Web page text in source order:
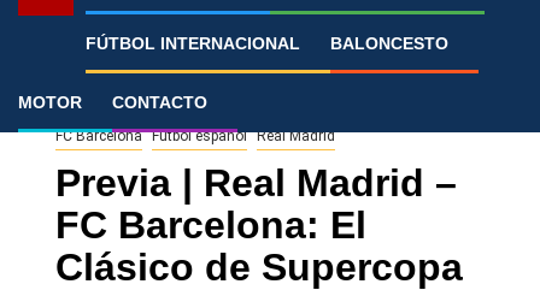
FÚTBOL INTERNACIONAL BALONCESTO
MOTOR CONTACTO
»
FC Barcelona Fútbol español Real Madrid
Previa | Real Madrid –
FC Barcelona: El
Clásico de Supercopa